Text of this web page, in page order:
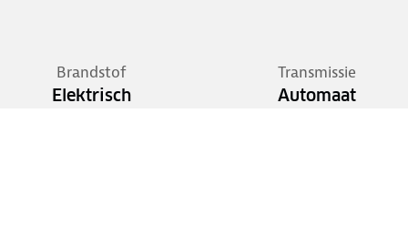
Brandstof
Elektrisch
Transmissie
Automaat